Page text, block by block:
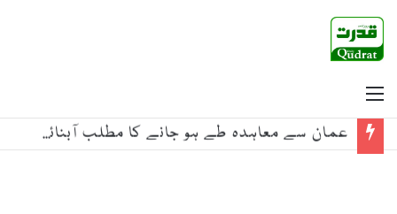
عمان سے معاہدہ طے ہو جانے کا مطلب آبنائے ہرمز کا کھلنا نہیں ہے؛ ایران